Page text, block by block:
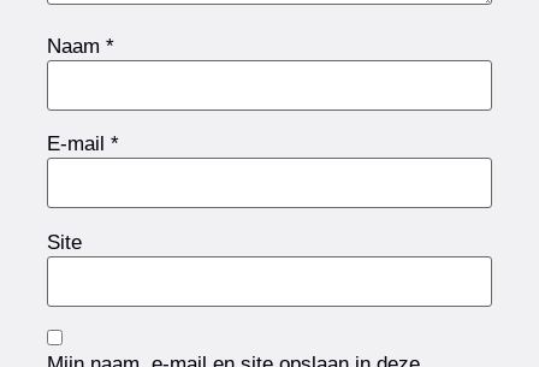
Naam*
E-mail*
Site